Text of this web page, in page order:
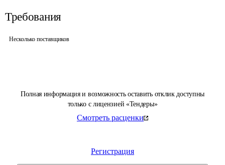
Полная информация и возможность оставить отклик доступны
только с лицензией «Тендеры»
Смотреть расценки
Регистрация
Требования
Несколько поставщиков